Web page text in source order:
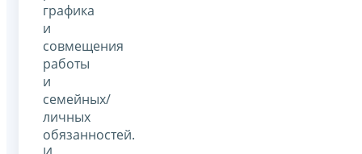
графика
и
совмещения
работы
и
семейных/
личных
обязанностей.